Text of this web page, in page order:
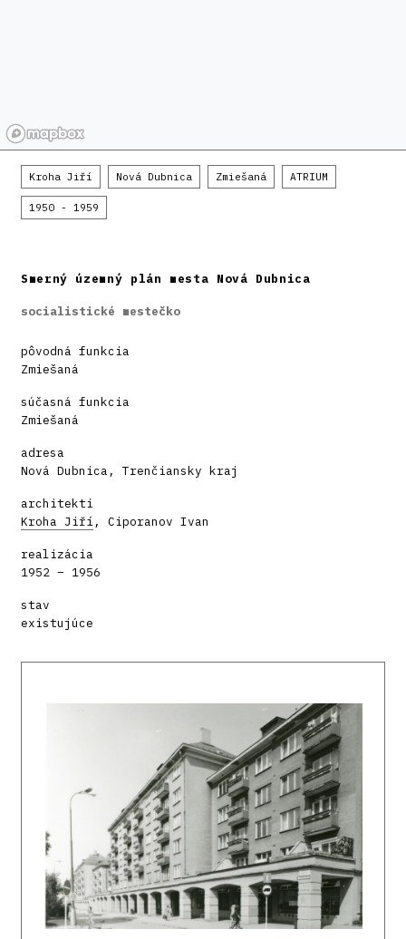
Kroha Jiří Nová Dubnica Zmiešaná ATRIUM
1950 - 1959
Smerný územný plán mesta Nová Dubnica
socialistické mestečko
pôvodná funkcia
Zmiešaná
súčasná funkcia
Zmiešaná
adresa
Nová Dubnica, Trenčiansky kraj
architekti
Kroha Jiří, Ciporanov Ivan
realizácia
1952 – 1956
stav
existujúce